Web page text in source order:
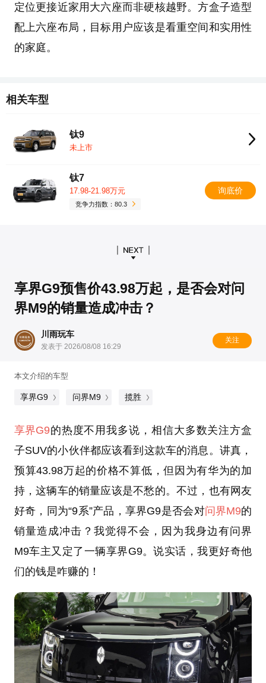
定位更接近家用大六座而非硬核越野。方盒子造型
配上六座布局，目标用户应该是看重空间和实用性
的家庭。
相关车型
钛9
未上市
钛7
17.98-21.98万元
竞争力指数：80.3
询底价
享界G9预售价43.98万起，是否会对问
界M9的销量造成冲击？
川雨玩车
发表于 2026/08/08 16:29
关注
本文介绍的车型
享界G9 问界M9 揽胜
享界G9的热度不用我多说，相信大多数关注方盒
子SUV的小伙伴都应该看到这款车的消息。讲真，
预算43.98万起的价格不算低，但因为有华为的加
持，这辆车的销量应该是不愁的。不过，也有网友
好奇，同为“9系”产品，享界G9是否会对问界M9的
销量造成冲击？我觉得不会，因为我身边有问界
M9车主又定了一辆享界G9。说实话，我更好奇他
们的钱是咋赚的！